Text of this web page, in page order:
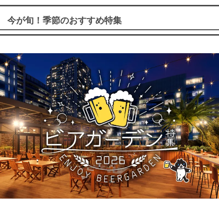
今が旬！季節のおすすめ特集